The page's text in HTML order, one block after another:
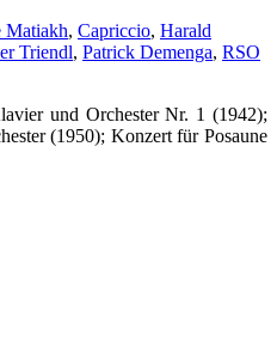
Matiakh, Capriccio, Harald
Triendl, Patrick Demenga, RSO
und Orchester Nr. 1 (1942);
(1950); Konzert für Posaune